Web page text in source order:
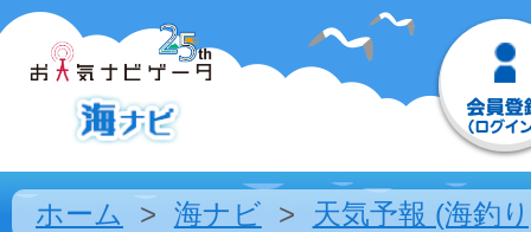
ホーム 海ナビ 天気予報 (海釣